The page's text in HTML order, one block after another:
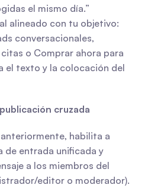
el mismo día.”
alineado con tu objetivo:
conversacionales,
o Comprar ahora para
el texto y la colocación del
cruzada
habilita a
de entrada unificada y
a los miembros del
editor o moderador).